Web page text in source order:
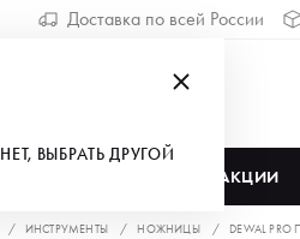
Доставка по всей России
АКЦИИ
НЕТ, ВЫБРАТЬ ДРУГОЙ
ИНСТРУМЕНТЫ НОЖНИЦЫ DEWAL